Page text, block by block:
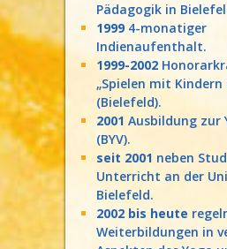
Pädagogik in
1999 4-monatiger
Indienaufenthalt.
1999-2002
„Spielen mit Kindern
(Bielefeld).
2001 Ausbildung zur
(BYV).
seit 2001 neben
Unterricht an der
Bielefeld.
2002 bis heute
Weiterbildungen in